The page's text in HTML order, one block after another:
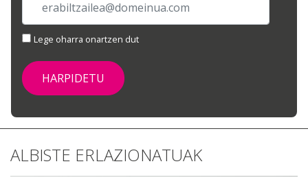
Lege oharra onartzen dut
ALBISTE ERLAZIONATUAK